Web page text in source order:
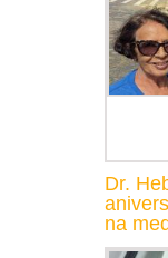
Dr.
na